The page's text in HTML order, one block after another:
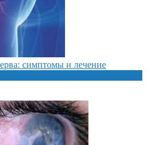
симптомы и лечение